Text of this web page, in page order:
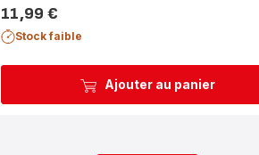
Ajouter au panier
Prix
11,99 €
Stock faible